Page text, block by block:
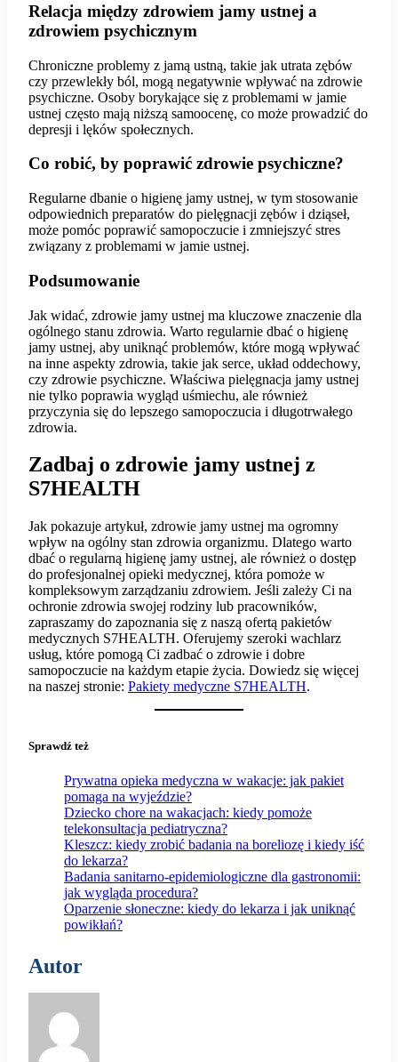
Relacja między zdrowiem jamy ustnej a
zdrowiem psychicznym
Chroniczne problemy z jamą ustną, takie jak utrata zębów
czy przewlekły ból, mogą negatywnie wpływać na zdrowie
psychiczne. Osoby borykające się z problemami w jamie
ustnej często mają niższą samoocenę, co może prowadzić do
depresji i lęków społecznych.
Co robić, by poprawić zdrowie psychiczne?
Regularne dbanie o higienę jamy ustnej, w tym stosowanie
odpowiednich preparatów do pielęgnacji zębów i dziąseł,
może pomóc poprawić samopoczucie i zmniejszyć stres
związany z problemami w jamie ustnej.
Podsumowanie
Jak widać, zdrowie jamy ustnej ma kluczowe znaczenie dla
ogólnego stanu zdrowia. Warto regularnie dbać o higienę
jamy ustnej, aby uniknąć problemów, które mogą wpływać
na inne aspekty zdrowia, takie jak serce, układ oddechowy,
czy zdrowie psychiczne. Właściwa pielęgnacja jamy ustnej
nie tylko poprawia wygląd uśmiechu, ale również
przyczynia się do lepszego samopoczucia i długotrwałego
zdrowia.
Zadbaj o zdrowie jamy ustnej z
S7HEALTH
Jak pokazuje artykuł, zdrowie jamy ustnej ma ogromny
wpływ na ogólny stan zdrowia organizmu. Dlatego warto
dbać o regularną higienę jamy ustnej, ale również o dostęp
do profesjonalnej opieki medycznej, która pomoże w
kompleksowym zarządzaniu zdrowiem. Jeśli zależy Ci na
ochronie zdrowia swojej rodziny lub pracowników,
zapraszamy do zapoznania się z naszą ofertą pakietów
medycznych S7HEALTH. Oferujemy szeroki wachlarz
usług, które pomogą Ci zadbać o zdrowie i dobre
samopoczucie na każdym etapie życia. Dowiedz się więcej
na naszej stronie: Pakiety medyczne S7HEALTH.
Sprawdź też
Prywatna opieka medyczna w wakacje: jak pakiet
pomaga na wyjeździe?
Dziecko chore na wakacjach: kiedy pomoże
telekonsultacja pediatryczna?
Kleszcz: kiedy zrobić badania na boreliozę i kiedy iść
do lekarza?
Badania sanitarno-epidemiologiczne dla gastronomii:
jak wygląda procedura?
Oparzenie słoneczne: kiedy do lekarza i jak uniknąć
powikłań?
Autor